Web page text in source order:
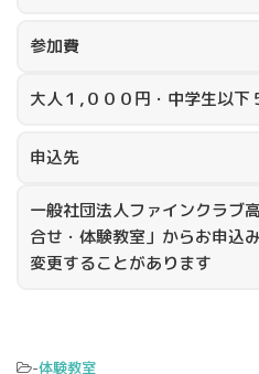
参加費
大人１,０００円・中学生以下
申込先
一般社団法人ファインクラブ
合せ・体験教室」からお申込
変更することがあります
-体験教室